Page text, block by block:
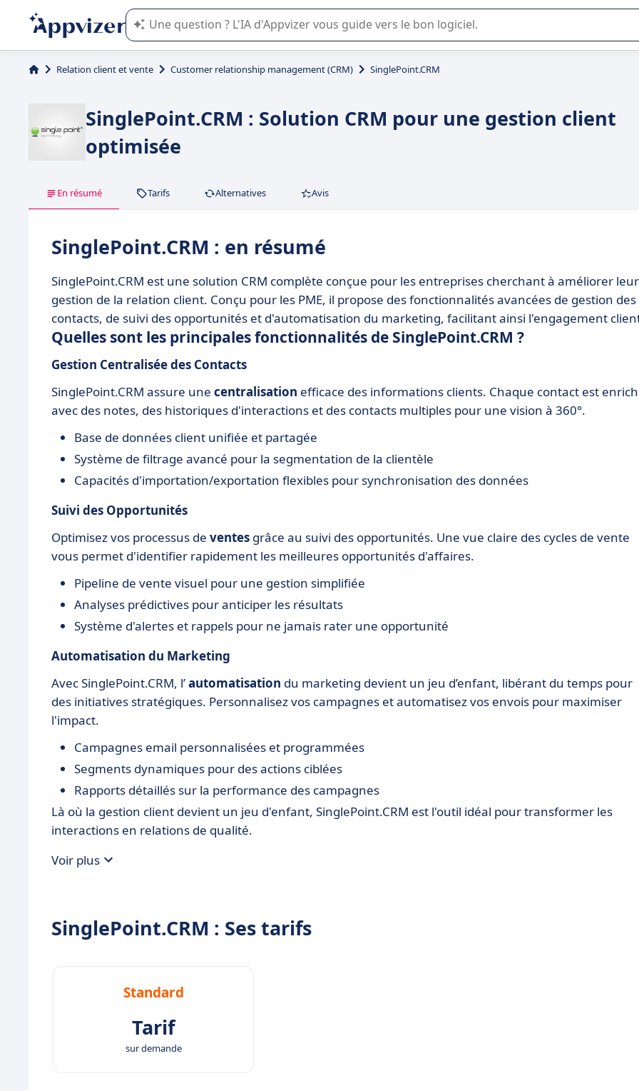
L'IA de Appvizer vous guide dans l'utilisation ou la sélection de logiciel SaaS en entreprise.
Relation client et vente Customer relationship management (CRM) SinglePoint.CRM
SinglePoint.CRM : Solution CRM pour une gestion client
optimisée
En résumé Tarifs Alternatives Avis
SinglePoint.CRM : en résumé
SinglePoint.CRM est une solution CRM complète conçue pour les entreprises cherchant à améliorer leur
gestion de la relation client. Conçu pour les PME, il propose des fonctionnalités avancées de gestion des
contacts, de suivi des opportunités et d'automatisation du marketing, facilitant ainsi l'engagement
Quelles sont les principales fonctionnalités de SinglePoint.CRM ?
Gestion Centralisée des Contacts
SinglePoint.CRM assure une centralisation efficace des informations clients. Chaque contact est
avec des notes, des historiques d'interactions et des contacts multiples pour une vision à 360°.
Base de données client unifiée et partagée
Système de filtrage avancé pour la segmentation de la clientèle
Capacités d'importation/exportation flexibles pour synchronisation des données
Suivi des Opportunités
Optimisez vos processus de ventes grâce au suivi des opportunités. Une vue claire des cycles de vente
vous permet d'identifier rapidement les meilleures opportunités d'affaires.
Pipeline de vente visuel pour une gestion simplifiée
Analyses prédictives pour anticiper les résultats
Système d'alertes et rappels pour ne jamais rater une opportunité
Automatisation du Marketing
Avec SinglePoint.CRM, l’automatisation du marketing devient un jeu d’enfant, libérant du temps pour
des initiatives stratégiques. Personnalisez vos campagnes et automatisez vos envois pour maximiser
l'impact.
Campagnes email personnalisées et programmées
Segments dynamiques pour des actions ciblées
Rapports détaillés sur la performance des campagnes
Là où la gestion client devient un jeu d'enfant, SinglePoint.CRM est l'outil idéal pour transformer les
interactions en relations de qualité.
Voir plus
SinglePoint.CRM : Ses tarifs
Standard
Tarif
sur demande